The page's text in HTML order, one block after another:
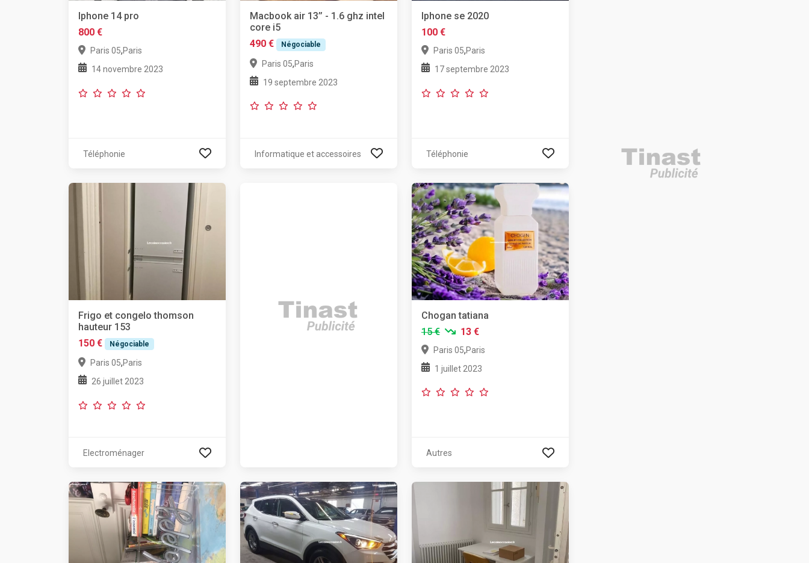
Iphone 14 pro
800 €
Paris 05,Paris
14 novembre 2023
Téléphonie
Macbook air 13’’ - 1.6 ghz intel
core i5
490 €
Négociable
Paris 05,Paris
19 septembre 2023
Informatique et accessoires
Iphone se 2020
100 €
Paris 05,Paris
17 septembre 2023
Téléphonie
Frigo et congelo thomson
hauteur 153
150 €
Négociable
Paris 05,Paris
26 juillet 2023
Electroménager
Chogan tatiana
15 €
13 €
Paris 05,Paris
1 juillet 2023
Autres